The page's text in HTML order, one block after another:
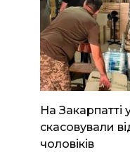
На
скасовували
чоловіків